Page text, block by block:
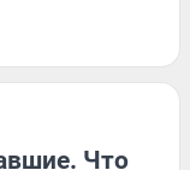
Что